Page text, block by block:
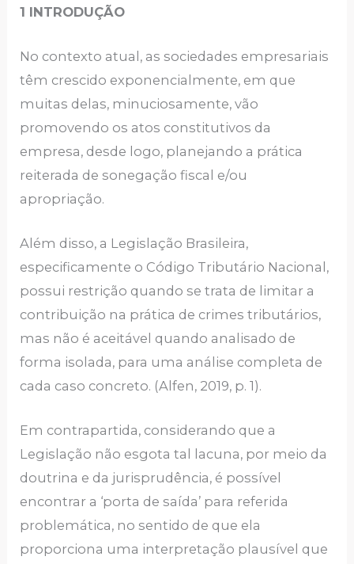
1 INTRODUÇÃO
No contexto atual, as sociedades empresariais
têm crescido exponencialmente, em que
muitas delas, minuciosamente, vão
promovendo os atos constitutivos da
empresa, desde logo, planejando a prática
reiterada de sonegação fiscal e/ou
apropriação.
Além disso, a Legislação Brasileira,
especificamente o Código Tributário Nacional,
possui restrição quando se trata de limitar a
contribuição na prática de crimes tributários,
mas não é aceitável quando analisado de
forma isolada, para uma análise completa de
cada caso concreto. (Alfen, 2019, p. 1).
Em contrapartida, considerando que a
Legislação não esgota tal lacuna, por meio da
doutrina e da jurisprudência, é possível
encontrar a ‘porta de saída’ para referida
problemática, no sentido de que ela
proporciona uma interpretação plausível que